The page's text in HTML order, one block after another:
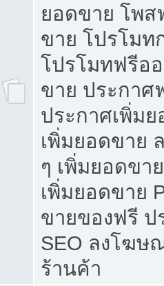
ยอดขาย โพส
ขาย โปรโมท
โปรโมทฟรีอ
ขาย ประกาศ
ประกาศเพิ่ม
เพิ่มยอดขาย
ๆ เพิ่มยอดขา
เพิ่มยอดขาย
ขายของฟรี ป
SEO ลงโฆษ
ร้านค้า